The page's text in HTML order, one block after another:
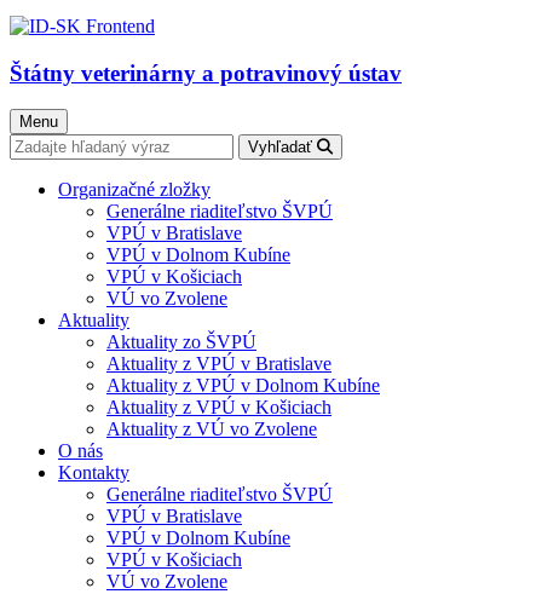
Štátny veterinárny a potravinový ústav
Menu
Vyhľadať
Organizačné zložky
Generálne riaditeľstvo ŠVPÚ
VPÚ v Bratislave
VPÚ v Dolnom Kubíne
VPÚ v Košiciach
VÚ vo Zvolene
Aktuality
Aktuality zo ŠVPÚ
Aktuality z VPÚ v Bratislave
Aktuality z VPÚ v Dolnom Kubíne
Aktuality z VPÚ v Košiciach
Aktuality z VÚ vo Zvolene
O nás
Kontakty
Generálne riaditeľstvo ŠVPÚ
VPÚ v Bratislave
VPÚ v Dolnom Kubíne
VPÚ v Košiciach
VÚ vo Zvolene